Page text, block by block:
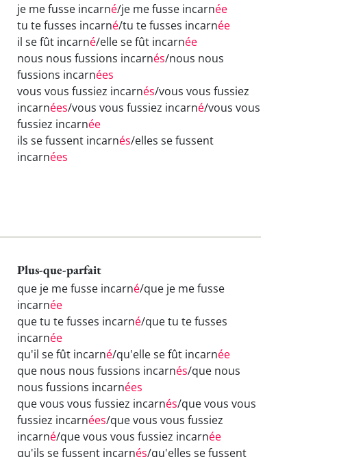
je me fusse incarné/je me fusse incarnée
tu te fusses incarné/tu te fusses incarnée
il se fût incarné/elle se fût incarnée
nous nous fussions incarnés/nous nous
fussions incarnées
vous vous fussiez incarnés/vous vous fussiez
incarnées/vous vous fussiez incarné/vous vous
fussiez incarnée
ils se fussent incarnés/elles se fussent
incarnées
Plus-que-parfait
que je me fusse incarné/que je me fusse
incarnée
que tu te fusses incarné/que tu te fusses
incarnée
qu'il se fût incarné/qu'elle se fût incarnée
que nous nous fussions incarnés/que nous
nous fussions incarnées
que vous vous fussiez incarnés/que vous vous
fussiez incarnées/que vous vous fussiez
incarné/que vous vous fussiez incarnée
qu'ils se fussent incarnés/qu'elles se fussent